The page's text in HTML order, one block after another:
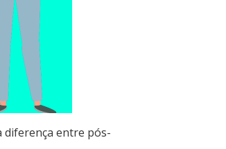
diferença entre pós-